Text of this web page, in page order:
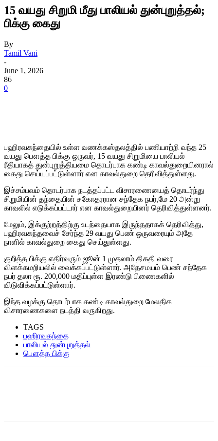
15 வயது சிறுமி மீது பாலியல் துன்புறுத்தல்;
பிக்கு கைது
By
Tamil Vani
-
June 1, 2026
86
0
பஹிரவகந்தையில் உள்ள வணக்கஸ்தலத்தில் பணியாற்றி வந்த 25
வயது பௌத்த பிக்கு ஒருவர், 15 வயது சிறுமியை பாலியல்
ரீதியாகத் துன்புறுத்தியமை தொடர்பாக கண்டி காவல்துறையினரால்
கைது செய்யப்பட்டுள்ளார் என காவல்துறை தெரிவித்துள்ளது.
இச்சம்பவம் தொடர்பாக நடத்தப்பட்ட விசாரணையைத் தொடர்ந்து
சிறுமியின் தந்தையின் சகோதரரான சந்தேக நபர்,மே 20 அன்று
காவலில் எடுக்கப்பட்டார் என காவல்துறையினர் தெரிவித்துள்ளனர்.
மேலும், இக்குற்றத்திற்கு உடந்தையாக இருந்ததாகக் தெரிவித்து,
பஹிரவகந்தவைச் சேர்ந்த 29 வயது பெண் ஒருவரையும் அதே
நாளில் காவல்துறை கைது செய்துள்ளது.
குறித்த பிக்கு எதிர்வரும் ஜூன் 1 முதலாம் திகதி வரை
விளக்கமறியலில் வைக்கப்பட்டுள்ளார். அதேசமயம் பெண் சந்தேக
நபர் தலா ரூ. 200,000 மதிப்புள்ள இரண்டு பிணைகளில்
விடுவிக்கப்பட்டுள்ளார்.
இந்த வழக்கு தொடர்பாக கண்டி காவல்துறை மேலதிக
விசாரணைகளை நடத்தி வருகிறது.
TAGS
பஹிரவகந்தை
பாலியல் துன்புறுத்தல்
பௌத்த பிக்கு